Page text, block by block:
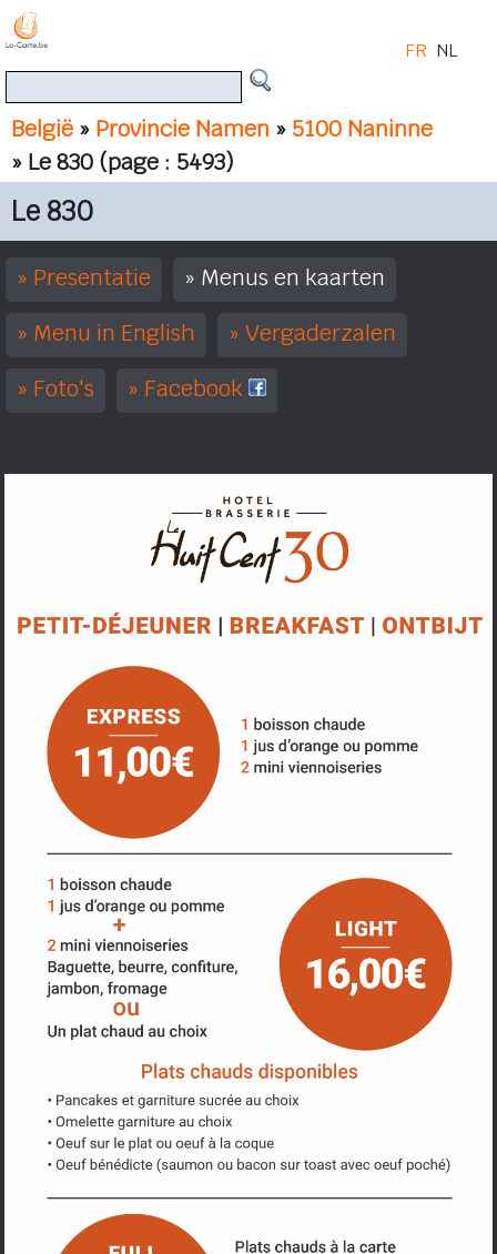
België » Provincie Namen » 5100 Naninne
» Le 830 (page : 5493)
FR NL
Le 830
Presentatie
Menus en kaarten
Menu in English
Vergaderzalen
Foto's
Facebook